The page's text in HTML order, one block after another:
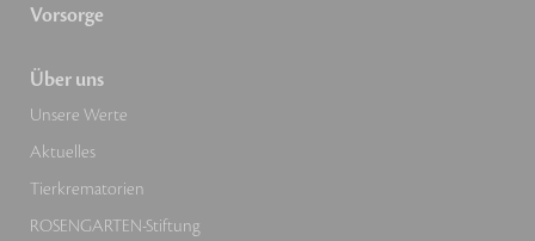
Vorsorge
Über uns
Unsere Werte
Aktuelles
Tierkrematorien
ROSENGARTEN-Stiftung